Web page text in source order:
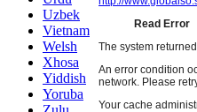
Uzbek
Vietnamese
Welsh
Xhosa
Yiddish
Yoruba